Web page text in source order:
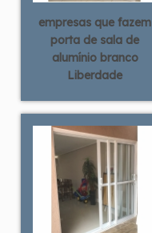
empresas que fazem
porta de sala de
alumínio branco
Liberdade